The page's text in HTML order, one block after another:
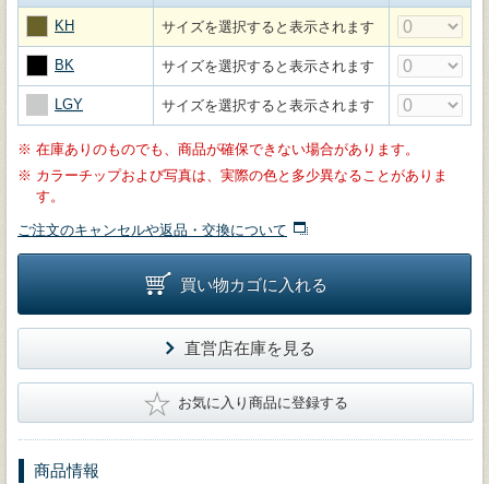
KH サイズを選択すると表示されます
BK サイズを選択すると表示されます
LGY サイズを選択すると表示されます
※ 在庫ありのものでも、商品が確保できない場合があります。
※ カラーチップおよび写真は、実際の色と多少異なることがありま
す。
ご注文のキャンセルや返品・交換について
買い物カゴに入れる
直営店在庫を見る
★ お気に入り商品に登録する
商品情報